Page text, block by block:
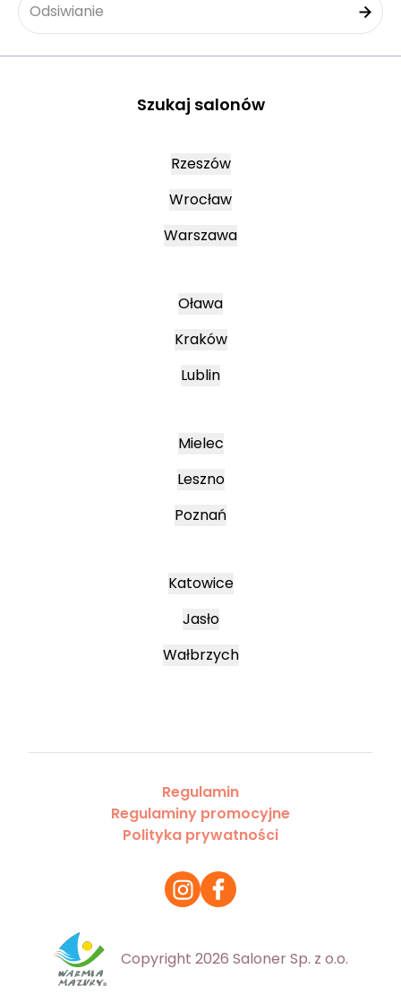
Odsiwianie
Szukaj salonów
Rzeszów
Wrocław
Warszawa
Oława
Kraków
Lublin
Mielec
Leszno
Poznań
Katowice
Jasło
Wałbrzych
Regulamin
Regulaminy promocyjne
Polityka prywatności
Copyright 2026 Saloner Sp. z o.o.